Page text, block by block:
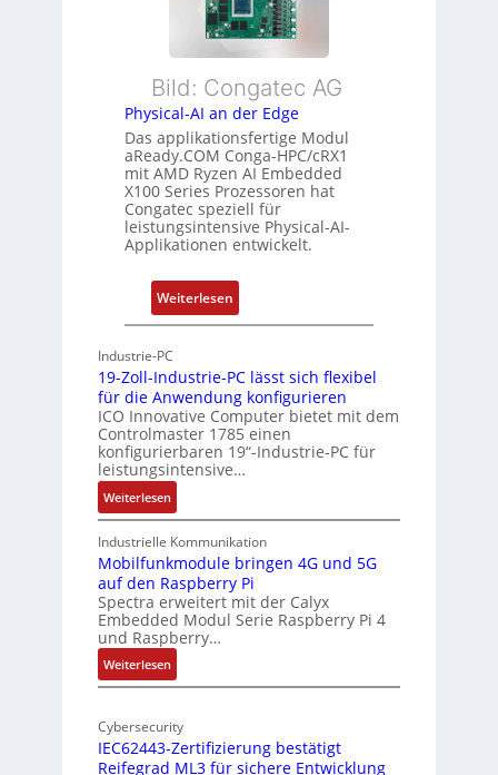
n
d
ü
b
e
r
w
a
c
h
u
n
g
r
i
s
t
u
n
g
i
b
e
E
t
h
e
r
c
a
t
-
A
c
h
i
t
e
r
Bild: Congatec AG
Physical-AI an der Edge
Das applikationsfertige Modul
aReady.COM Conga-HPC/cRX1
mit AMD Ryzen AI Embedded
X100 Series Prozessoren hat
Congatec speziell für
leistungsintensive Physical-AI-
Applikationen entwickelt.
Weiterlesen:
P
y
s
i
c
a
I
a
n
d
E
g
e
Industrie-PC
19-Zoll-Industrie-PC lässt sich flexibel
für die Anwendung konfigurieren
ICO Innovative Computer bietet mit dem
Controlmaster 1785 einen
konfigurierbaren 19“-Industrie-PC für
leistungsintensive…
Weiterlesen:
1
9
-
Z
o
l
l
-
I
d
u
Industrielle Kommunikation
Mobilfunkmodule bringen 4G und 5G
auf den Raspberry Pi
Spectra erweitert mit der Calyx
Embedded Modul Serie Raspberry Pi 4
und Raspberry…
Weiterlesen:
M
b
i
Cybersecurity
IEC62443-Zertifizierung bestätigt
Reifegrad ML3 für sichere Entwicklung